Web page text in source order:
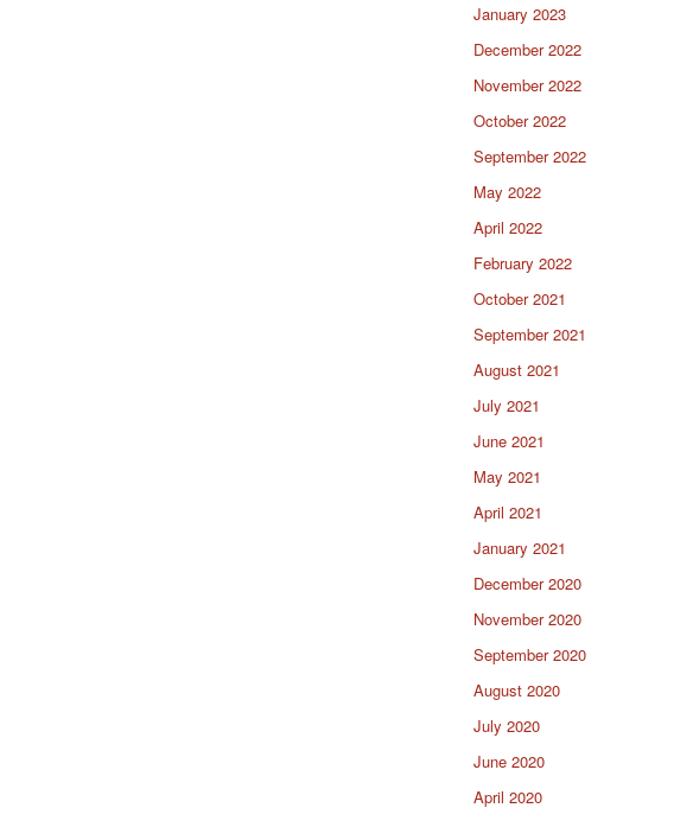
January 2023
December 2022
November 2022
October 2022
September 2022
May 2022
April 2022
February 2022
October 2021
September 2021
August 2021
July 2021
June 2021
May 2021
April 2021
January 2021
December 2020
November 2020
September 2020
August 2020
July 2020
June 2020
April 2020